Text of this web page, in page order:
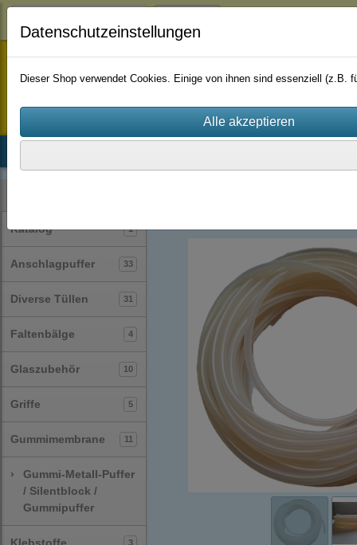
staufenbiel-berlin
Katalog 1
Anschlagpuffer 33
Diverse Tüllen 31
Faltenbälge 4
Glaszubehör 10
Griffe 5
Gummimembrane 11
›
Gummi-Metall-Puffer
/ Silentblock /
Gummipuffer
3
Datenschutzeinstellungen
Dieser Shop verwendet Cookies. Einige von ihnen sind essenziell (z.B.